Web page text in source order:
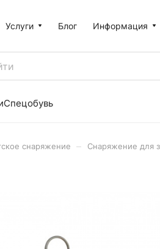
Услуги Блог Информация
Спецобувь
снаряжение Снаряжение для